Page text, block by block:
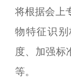
将根据会上
物特征识
度、加强标
等。